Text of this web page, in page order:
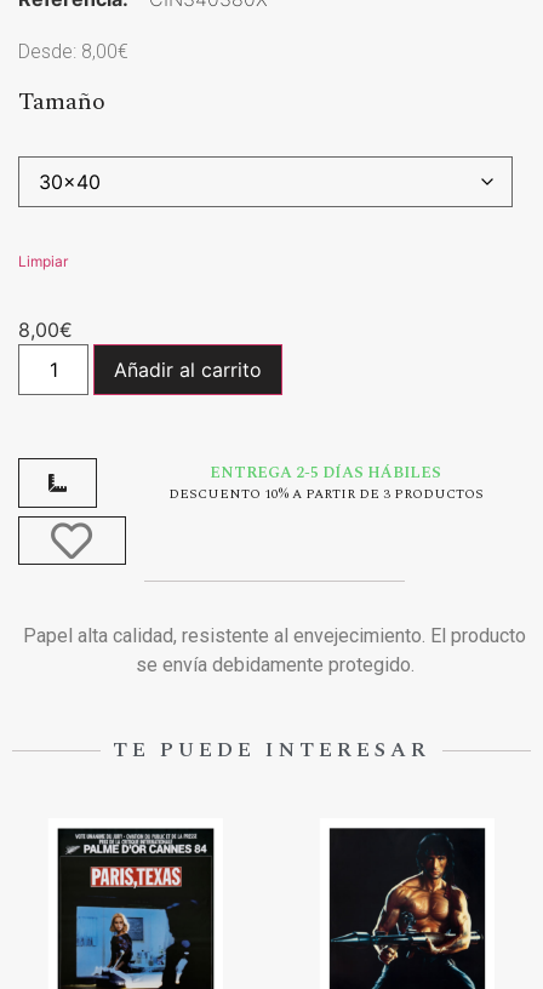
Desde: 8,00€
Tamaño
Limpiar
8,00€
Añadir al carrito
ENTREGA 2-5 DÍAS HÁBILES
DESCUENTO 10% A PARTIR DE 3 PRODUCTOS
Papel alta calidad, resistente al envejecimiento. El producto
se envía debidamente protegido.
TE PUEDE INTERESAR